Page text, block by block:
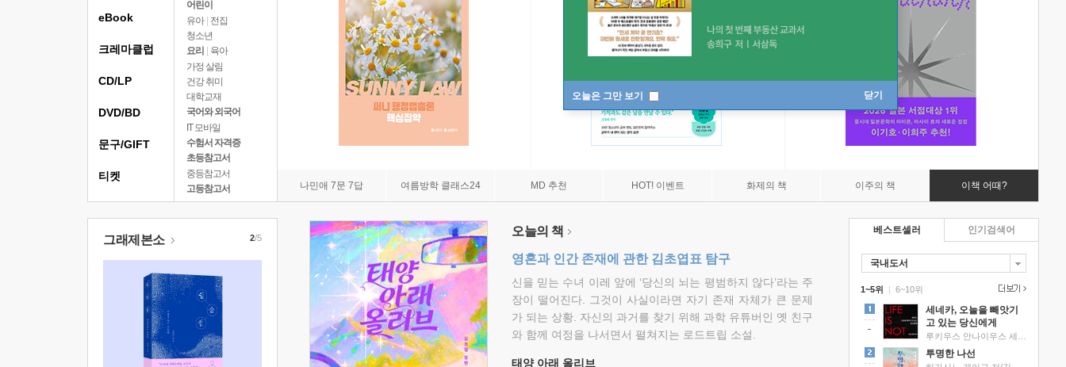
오늘은 그만 보기 닫기
어린이
유아 | 전집
청소년
요리
육아
가정 살림
건강 취미
대학교재
국어와 외국어
IT 모바일
수험서 자격증
초등참고서
중등참고서
고등참고서
나민애 7문 7답 여름방학 클래스24 MD 추천 HOT! 이벤트 화제의 책 이주의 책 이책 어때?
eBook
크레마클럽
CD/LP
DVD/BD
문구/GIFT
티켓
그래제본소 2/5 오늘의 책
영혼과 인간 존재에 관한 김초엽표 탐구
신을 믿는 수녀 이레 앞에 ‘당신의 뇌는 평범하지 않다’라는 주
장이 떨어진다. 그것이 사실이라면 자기 존재 자체가 큰 문제
가 되는 상황. 자신의 과거를 찾기 위해 과학 유튜버인 옛 친구
와 함께 여정을 나서면서 펼쳐지는 로드트립 소설.
태양 아래 올리브
베스트셀러
국내도서
1~5위 |
세네카, 오늘을 빼앗기
고 있는 당신에게
투명한 나선
6~10위
인기검색어